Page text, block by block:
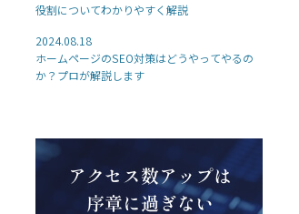
役割についてわかりやすく解説
2024.08.18
ホームページのSEO対策はどうやってやるの
か？プロが解説します